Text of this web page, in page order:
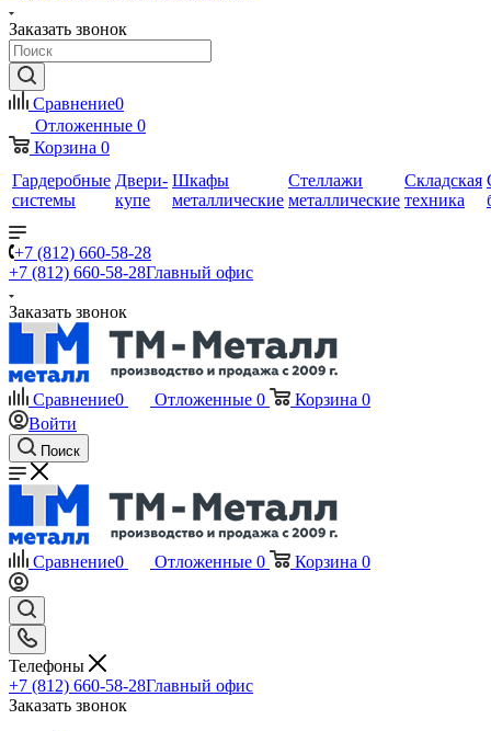
Заказать звонок
Сравнение0
Отложенные 0
Корзина 0
Гардеробные
системы
Двери-
купе
Шкафы
металлические
Стеллажи
металлические
Складская
техника
+7 (812) 660-58-28
+7 (812) 660-58-28Главный офис
Заказать звонок
Сравнение0 Отложенные 0 Корзина 0
Войти
Поиск
Сравнение0 Отложенные 0 Корзина 0
Телефоны
+7 (812) 660-58-28Главный офис
Заказать звонок